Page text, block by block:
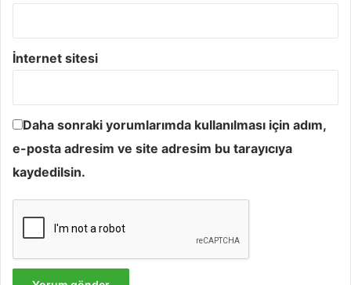
İnternet sitesi
Daha sonraki yorumlarımda kullanılması için adım,
e-posta adresim ve site adresim bu tarayıcıya
kaydedilsin.